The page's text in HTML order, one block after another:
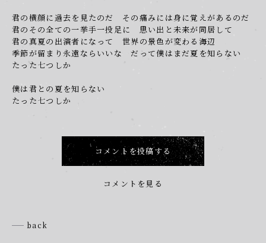
君の横顔に過去を見たのだ その痛みには身に覚えがあるのだ
君のその全ての一挙手一投足に 思い出と未来が同居して
君の真夏の出演者になって 世界の景色が変わる海辺
季節が留まり永遠ならいいな だって僕はまだ夏を知らない
たった七つしか
僕は君との夏を知らない
たった七つしか
コメントを投稿する
コメントを見る
back